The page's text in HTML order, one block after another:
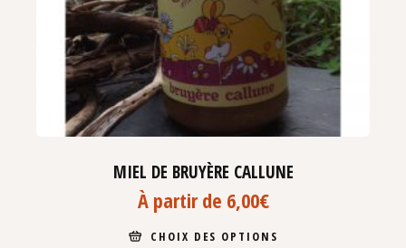
MIEL DE BRUYÈRE CALLUNE
À partir de 6,00€
CHOIX DES OPTIONS